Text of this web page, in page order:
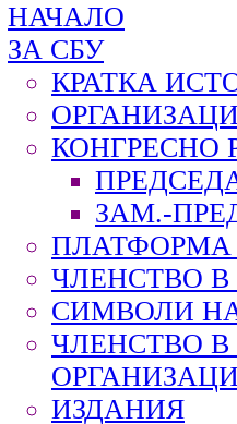
НАЧАЛО
ЗА СБУ
КРАТКА
КОНГРЕСНО
ЗАМ.-
ПЛАТФОРМА
ЧЛЕНСТВО В
СИМВОЛИ
ЧЛЕНСТВО
ИЗДАНИЯ